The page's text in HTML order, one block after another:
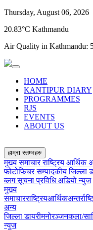
Thursday, August 06, 2026
20.83°C Kathmandu
Air Quality in Kathmandu:
HOME
KANTIPUR DIARY
PROGRAMMES
RJS
EVENTS
ABOUT US
हाम्रा स्तम्भहरु
मुख्य समाचारराष्ट्रिय आर्थिक
फोटोफिचरसम्पादकीयजिल्ला
ब्लगसूचना प्रविधिअडियो न्युज
मुख्य
समाचारराष्ट्रियआर्थिक
अन्य
जिल्ला डायरीमनोरञ्जनकला/
न्युज